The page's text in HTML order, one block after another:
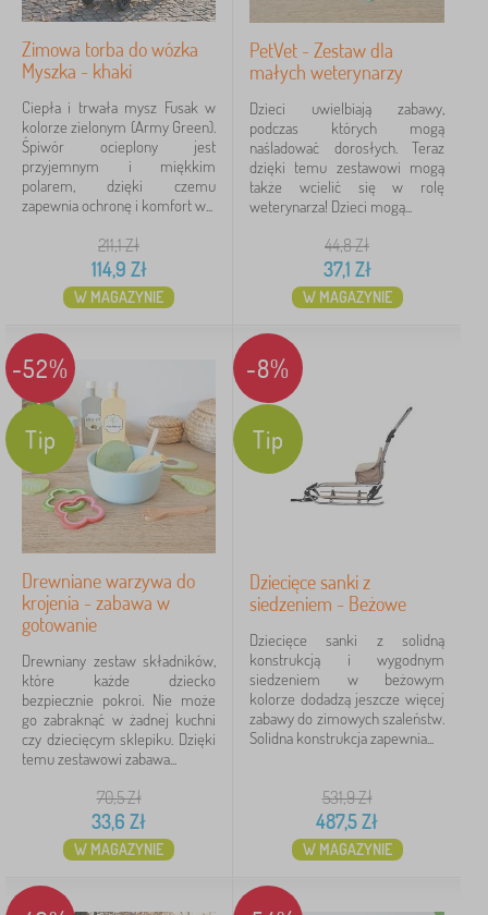
Zimowa torba do wózka
Myszka - khaki
Ciepła i trwała mysz Fusak w
kolorze zielonym (Army Green).
Śpiwór ocieplony jest
przyjemnym i miękkim
polarem, dzięki czemu
zapewnia ochronę i komfort w...
211,1Zł
114,9 Zł
W MAGAZYNIE
PetVet - Zestaw dla
małych weterynarzy
Dzieci uwielbiają zabawy,
podczas których mogą
naśladować dorosłych. Teraz
dzięki temu zestawowi mogą
także wcielić się w rolę
weterynarza! Dzieci mogą...
44,8Zł
37,1 Zł
W MAGAZYNIE
-52%
Tip
Drewniane warzywa do
krojenia - zabawa w
gotowanie
Drewniany zestaw składników,
które każde dziecko
bezpiecznie pokroi. Nie może
go zabraknąć w żadnej kuchni
czy dziecięcym sklepiku. Dzięki
temu zestawowi zabawa...
70,5Zł
33,6 Zł
W MAGAZYNIE
-8%
Tip
Dziecięce sanki z
siedzeniem - Beżowe
Dziecięce sanki z solidną
konstrukcją i wygodnym
siedzeniem w beżowym
kolorze dodadzą jeszcze więcej
zabawy do zimowych szaleństw.
Solidna konstrukcja zapewnia...
531,9Zł
487,5Zł
W MAGAZYNIE